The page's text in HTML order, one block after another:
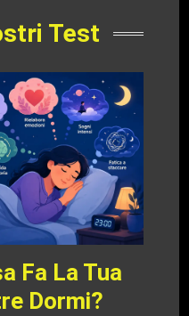
Test
Fa La Tua
Dormi?